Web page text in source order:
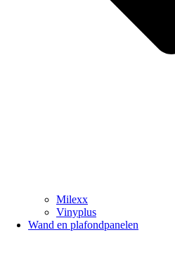
Milexx
Vinyplus
Wand en plafondpanelen